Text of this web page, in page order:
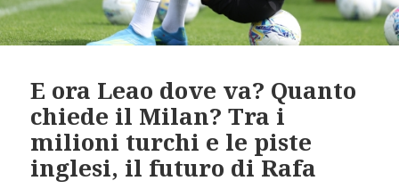
E ora Leao dove va? Quanto
chiede il Milan? Tra i
milioni turchi e le piste
inglesi, il futuro di Rafa